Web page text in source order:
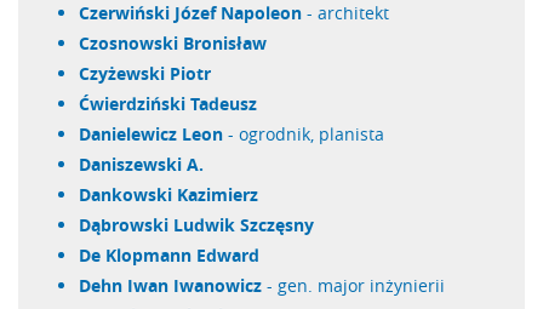
Czerwiński Józef Napoleon - architekt
Czosnowski Bronisław
Czyżewski Piotr
Ćwierdziński Tadeusz
Danielewicz Leon - ogrodnik, planista
Daniszewski A.
Dankowski Kazimierz
Dąbrowski Ludwik Szczęsny
de Klopmann Edward
Dehn Iwan Iwanowicz - gen. major inżynierii